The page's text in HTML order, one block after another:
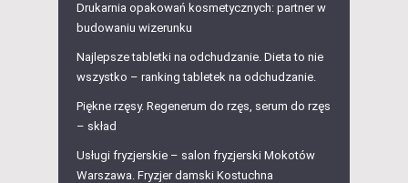
Drukarnia opakowań kosmetycznych: partner w
budowaniu wizerunku
Najlepsze tabletki na odchudzanie. Dieta to nie
wszystko – ranking tabletek na odchudzanie.
Piękne rzęsy. Regenerum do rzęs, serum do rzęs
– skład
Usługi fryzjerskie – salon fryzjerski Mokotów
Warszawa. Fryzjer damski Kostuchna